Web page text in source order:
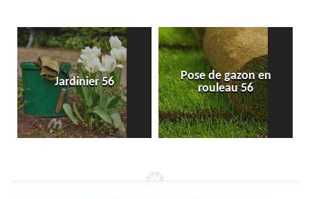
Jardinier 56
Pose de gazon en
rouleau 56